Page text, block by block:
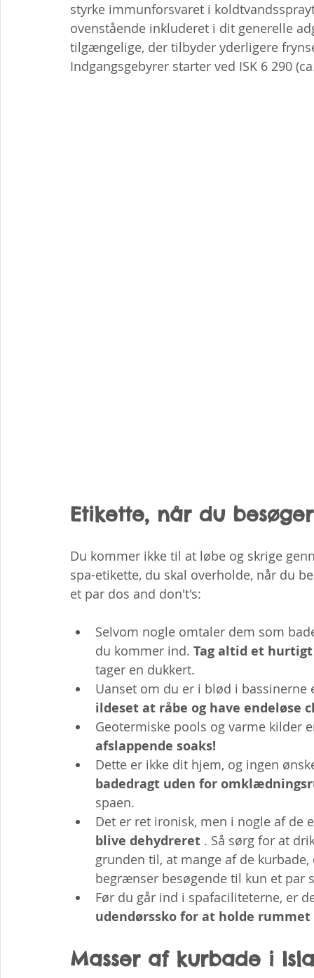
styrke immunforsvaret i
ovenstående inkluderet i dit generelle
tilgængelige, der tilbyder yderligere
Indgangsgebyrer starter ved ISK 6 290
Etikette, når du
Du kommer ikke til at løbe og skrige
spa-etikette, du skal overholde, når du
et par dos and don't's:
Selvom nogle omtaler dem som
du kommer ind. Tag altid et
tager en dukkert.
Uanset om du er i blød i
ildeset at råbe og have endeløse
Geotermiske pools og varme kilder
afslappende soaks!
Dette er ikke dit hjem, og ingen
badedragt uden for
spaen.
Det er ret ironisk, men i nogle af de
blive dehydreret . Så sørg for at
grunden til, at mange af de
begrænser besøgende til kun et par
Før du går ind i spafaciliteterne, er
udendørssko for at holde
Masser af kurbade i